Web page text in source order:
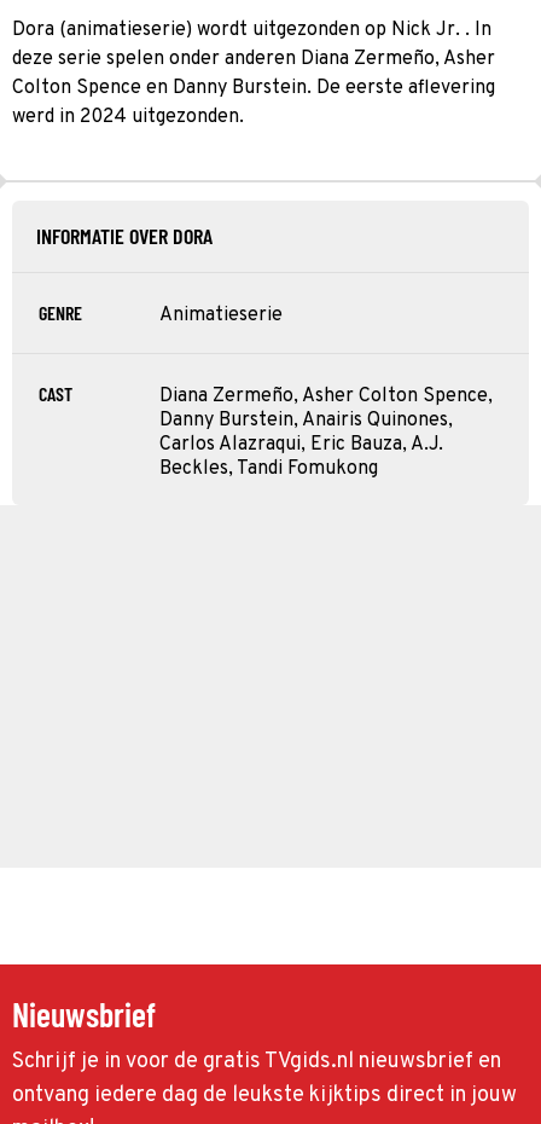
Dora (animatieserie) wordt uitgezonden op Nick Jr. . In
deze serie spelen onder anderen Diana Zermeño, Asher
Colton Spence en Danny Burstein. De eerste aflevering
werd in 2024 uitgezonden.
INFORMATIE OVER DORA
GENRE Animatieserie
CAST
Diana Zermeño, Asher Colton Spence,
Danny Burstein, Anairis Quinones,
Carlos Alazraqui, Eric Bauza, A.J.
Beckles, Tandi Fomukong
Nieuwsbrief
Schrijf je in voor de gratis TVgids.nl nieuwsbrief en
ontvang iedere dag de leukste kijktips direct in jouw